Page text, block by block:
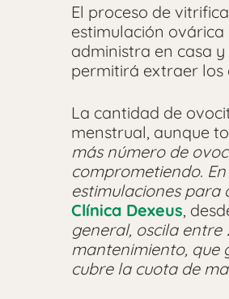
El proceso de
estimulación
administra en casa
permitirá extraer los
La cantidad de
menstrual, aunque
más número de
comprometiendo.
estimulaciones para
Clínica Dexeus,
general, oscila entre
mantenimiento, que
cubre la cuota de